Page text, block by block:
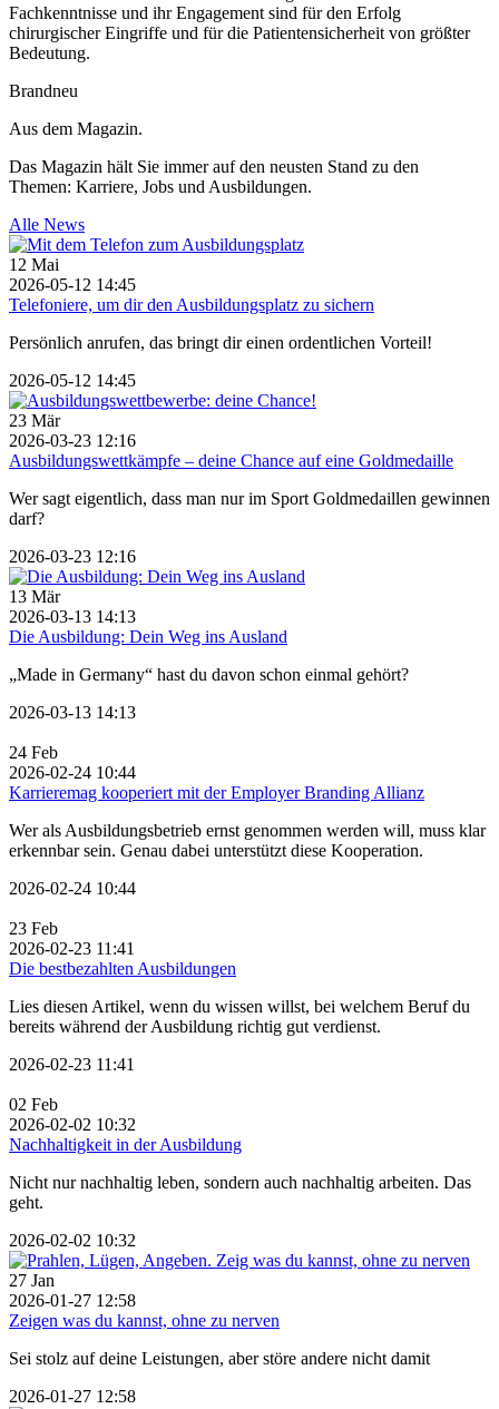
Fachkenntnisse und ihr Engagement sind für den Erfolg
chirurgischer Eingriffe und für die Patientensicherheit von größter
Bedeutung.
Brandneu
Aus dem Magazin.
Das Magazin hält Sie immer auf den neusten Stand zu den
Themen: Karriere, Jobs und Ausbildungen.
Alle News
12 Mai
2026-05-12 14:45
Telefoniere, um dir den Ausbildungsplatz zu sichern
Persönlich anrufen, das bringt dir einen ordentlichen Vorteil!
2026-05-12 14:45
23 Mär
2026-03-23 12:16
Ausbildungswettkämpfe – deine Chance auf eine Goldmedaille
Wer sagt eigentlich, dass man nur im Sport Goldmedaillen gewinnen
darf?
2026-03-23 12:16
13 Mär
2026-03-13 14:13
Die Ausbildung: Dein Weg ins Ausland
„Made in Germany“ hast du davon schon einmal gehört?
2026-03-13 14:13
24 Feb
2026-02-24 10:44
Karrieremag kooperiert mit der Employer Branding Allianz
Wer als Ausbildungsbetrieb ernst genommen werden will, muss klar
erkennbar sein. Genau dabei unterstützt diese Kooperation.
2026-02-24 10:44
23 Feb
2026-02-23 11:41
Die bestbezahlten Ausbildungen
Lies diesen Artikel, wenn du wissen willst, bei welchem Beruf du
bereits während der Ausbildung richtig gut verdienst.
2026-02-23 11:41
02 Feb
2026-02-02 10:32
Nachhaltigkeit in der Ausbildung
Nicht nur nachhaltig leben, sondern auch nachhaltig arbeiten. Das
geht.
2026-02-02 10:32
27 Jan
2026-01-27 12:58
Zeigen was du kannst, ohne zu nerven
Sei stolz auf deine Leistungen, aber störe andere nicht damit
2026-01-27 12:58